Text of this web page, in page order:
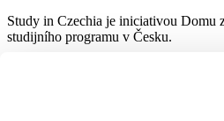
Study in Czechia je iniciativou Domu
studijního programu v Česku.